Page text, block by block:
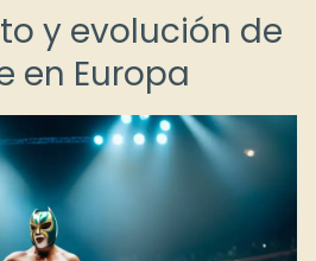
y evolución de
en Europa